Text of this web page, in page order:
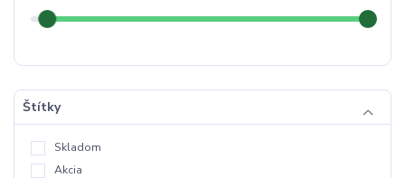
Štítky
Skladom
Akcia